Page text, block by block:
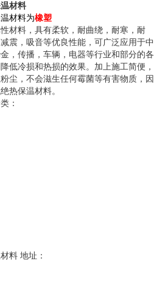
材料
材料为橡塑
材料，具有柔软，耐曲绕，耐寒，耐
震，吸音等优良性能，可广泛应用于中
，传播，车辆，电器等行业和部分的各
低冷损和热损的效果。加上施工简便，
尘，不会滋生任何霉菌等有害物质，因
热保温材料。
：
料 地址：